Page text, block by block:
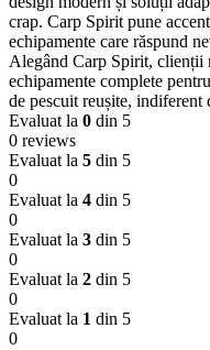
crap. Carp Spirit pune
echipamente care răspund
Alegând Carp Spirit, clienții
echipamente complete
de pescuit reușite, indiferent
Evaluat la 0 din 5
0 reviews
Evaluat la 5 din 5
0
Evaluat la 4 din 5
0
Evaluat la 3 din 5
0
Evaluat la 2 din 5
0
Evaluat la 1 din 5
0